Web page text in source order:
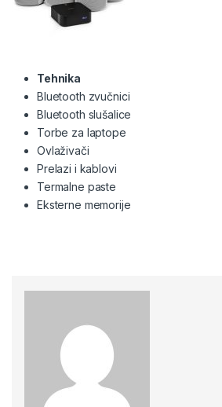
Tehnika
Bluetooth zvučnici
Bluetooth slušalice
Torbe za laptope
Ovlaživači
Prelazi i kablovi
Termalne paste
Eksterne memorije